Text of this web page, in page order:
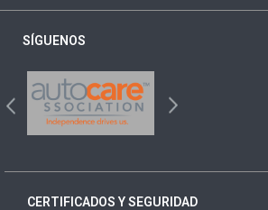
SÍGUENOS
CERTIFICADOS Y SEGURIDAD